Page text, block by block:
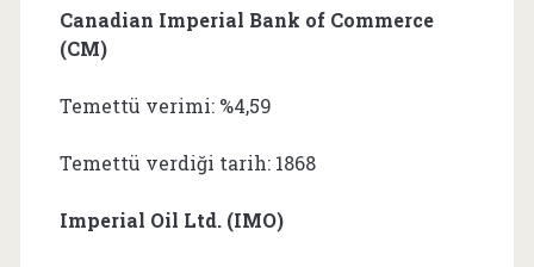
Canadian Imperial Bank of Commerce
(CM)
Temettü verimi: %4,59
Temettü verdiği tarih: 1868
Imperial Oil Ltd. (IMO)